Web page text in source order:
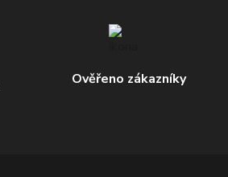
Ověřeno zákazníky